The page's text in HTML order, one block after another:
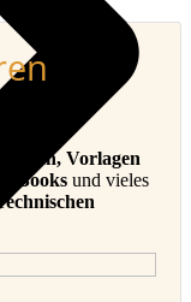
Vorlagen
Books und vieles
Technischen